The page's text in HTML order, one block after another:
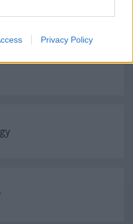
Privacy Policy